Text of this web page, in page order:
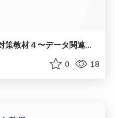
データマネジメント試験対策教材４〜データ関連法規・倫理・セキュリティ〜
0 18